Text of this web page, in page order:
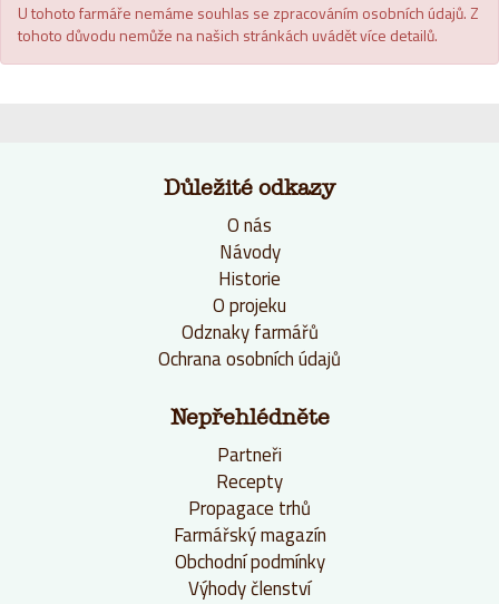
U tohoto farmáře nemáme souhlas se zpracováním osobních údajů. Z
tohoto důvodu nemůže na našich stránkách uvádět více detailů.
Důležité odkazy
O nás
Návody
Historie
O projeku
Odznaky farmářů
Ochrana osobních údajů
Nepřehlédněte
Partneři
Recepty
Propagace trhů
Farmářský magazín
Obchodní podmínky
Výhody členství